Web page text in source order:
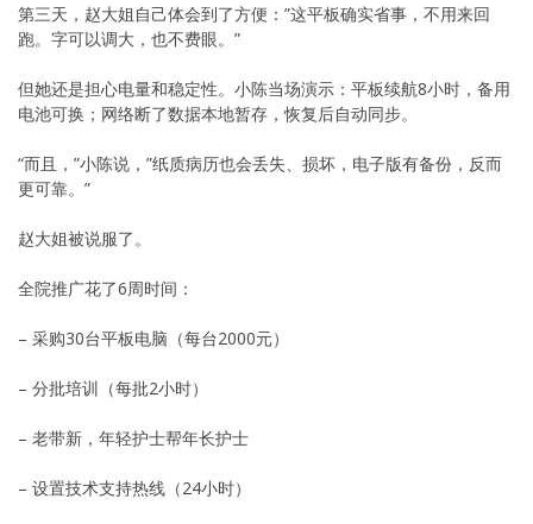
第三天，赵大姐自己体会到了方便：”这平板确实省事，不用来回
跑。字可以调大，也不费眼。”
但她还是担心电量和稳定性。小陈当场演示：平板续航8小时，备用
电池可换；网络断了数据本地暂存，恢复后自动同步。
“而且，”小陈说，”纸质病历也会丢失、损坏，电子版有备份，反而
更可靠。”
赵大姐被说服了。
全院推广花了6周时间：
– 采购30台平板电脑（每台2000元）
– 分批培训（每批2小时）
– 老带新，年轻护士帮年长护士
– 设置技术支持热线（24小时）